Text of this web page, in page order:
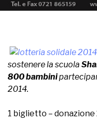
sostenere la scuola
800 bambini
2014.
1 biglietto – donazione